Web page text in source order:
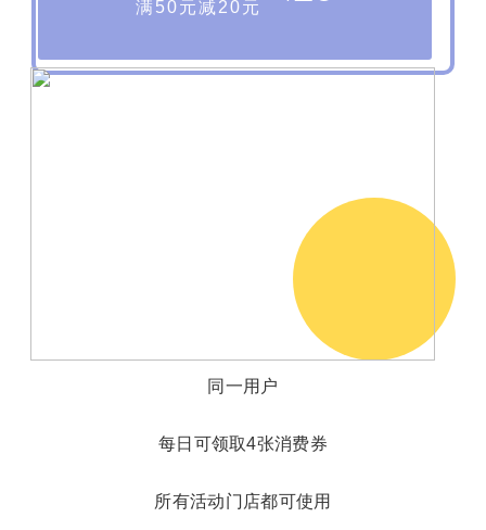
满50元减20元
同一用户
每日可领取4张消费券
所有活动门店都可使用